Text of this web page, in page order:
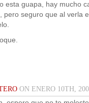
esta guapa, hay mucho
pero seguro que al verla
ON ENERO 10TH,